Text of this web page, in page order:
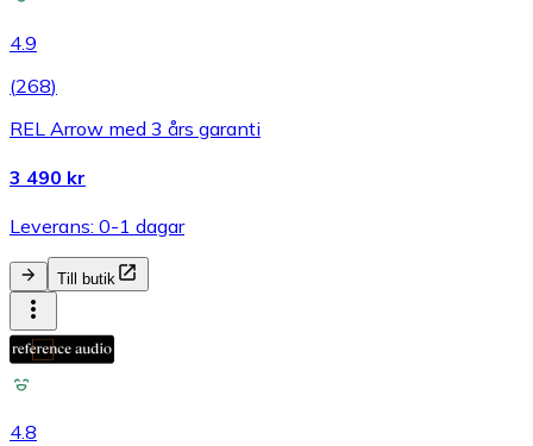
4.9
(268)
REL Arrow med 3 års garanti
3 490 kr
Leverans: 0-1 dagar
Till butik
4.8